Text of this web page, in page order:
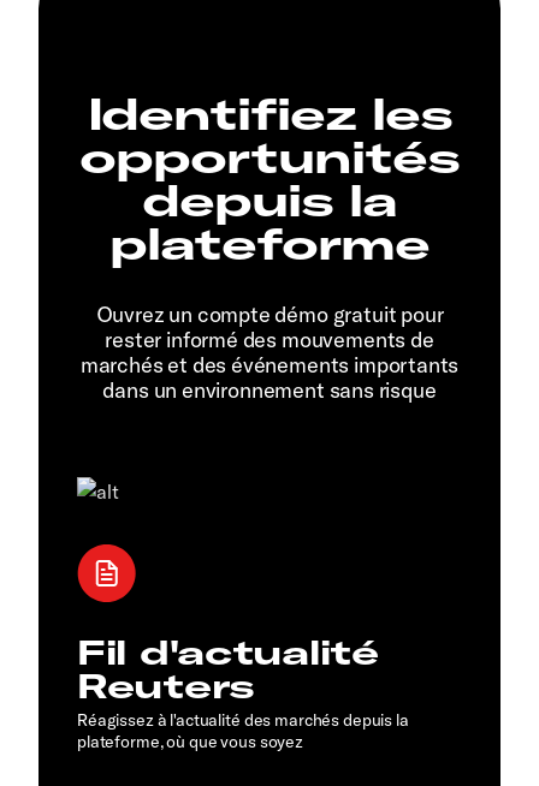
Identifiez les
opportunités
depuis la
plateforme
Ouvrez un compte démo gratuit pour
rester informé des mouvements de
marchés et des événements importants
dans un environnement sans risque
Fil d'actualité
Reuters
Réagissez à l'actualité des marchés depuis la
plateforme, où que vous soyez